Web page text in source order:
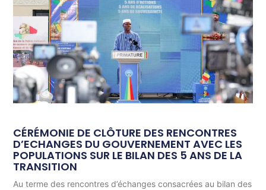
CÉRÉMONIE DE CLÔTURE DES RENCONTRES
D’ECHANGES DU GOUVERNEMENT AVEC LES
POPULATIONS SUR LE BILAN DES 5 ANS DE LA
TRANSITION
Au terme des rencontres d’échanges consacrées au bilan des